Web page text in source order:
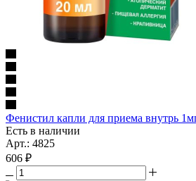
Фенистил капли для приема внутрь
Есть в наличии
Арт.: 4825
606 ₽